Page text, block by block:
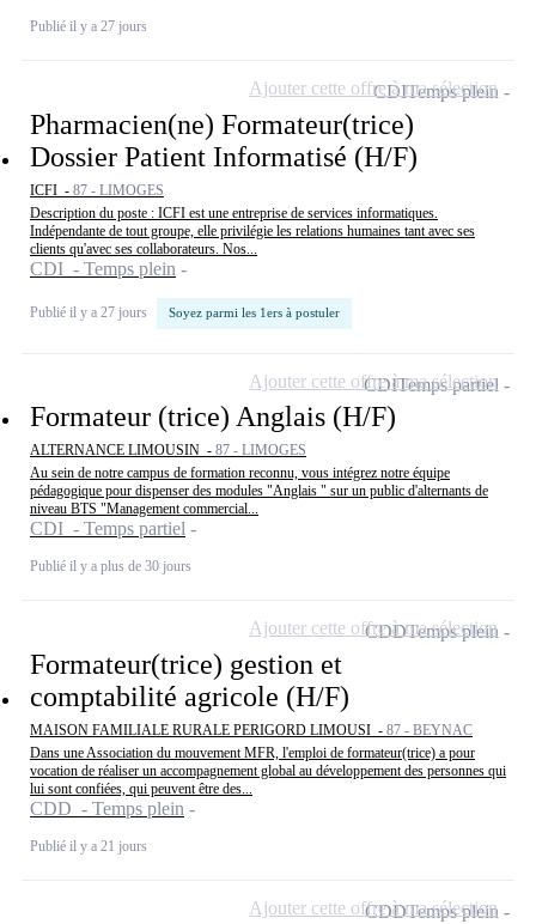
Publié il y a 27 jours
Pharmacien(ne) Formateur(trice)
Dossier Patient Informatisé (H/F)
ICFI - 87 - LIMOGES
Description du poste : ICFI est une entreprise de services informatiques.
Indépendante de tout groupe, elle privilégie les relations humaines tant avec ses
clients qu'avec ses collaborateurs. Nos...
CDI - Temps plein
Publié il y a 27 jours Soyez parmi les 1ers à postuler
CDITemps plein
Ajouter cette offre à ma sélection
Formateur (trice) Anglais (H/F)
ALTERNANCE LIMOUSIN - 87 - LIMOGES
Au sein de notre campus de formation reconnu, vous intégrez notre équipe
pédagogique pour dispenser des modules "Anglais " sur un public d'alternants de
niveau BTS "Management commercial...
CDI - Temps partiel
Publié il y a plus de 30 jours
CDITemps partiel
Ajouter cette offre à ma sélection
Formateur(trice) gestion et
comptabilité agricole (H/F)
MAISON FAMILIALE RURALE PERIGORD LIMOUSI - 87 - BEYNAC
Dans une Association du mouvement MFR, l'emploi de formateur(trice) a pour
vocation de réaliser un accompagnement global au développement des personnes qui
lui sont confiées, qui peuvent être des...
CDD - Temps plein
Publié il y a 21 jours
CDDTemps plein
Ajouter cette offre à ma sélection
CDDTemps plein
Ajouter cette offre à ma sélection